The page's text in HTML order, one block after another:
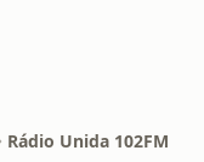
Rádio Unida 102FM